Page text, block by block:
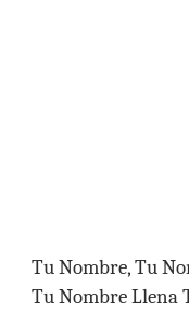
Tu Nombre, Tu
Tu Nombre Llena